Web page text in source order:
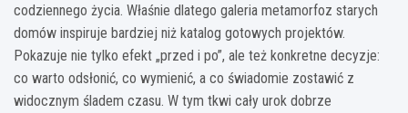
codziennego życia. Właśnie dlatego galeria metamorfoz starych
domów inspiruje bardziej niż katalog gotowych projektów.
Pokazuje nie tylko efekt „przed i po”, ale też konkretne decyzje:
co warto odsłonić, co wymienić, a co świadomie zostawić z
widocznym śladem czasu. W tym tkwi cały urok dobrze